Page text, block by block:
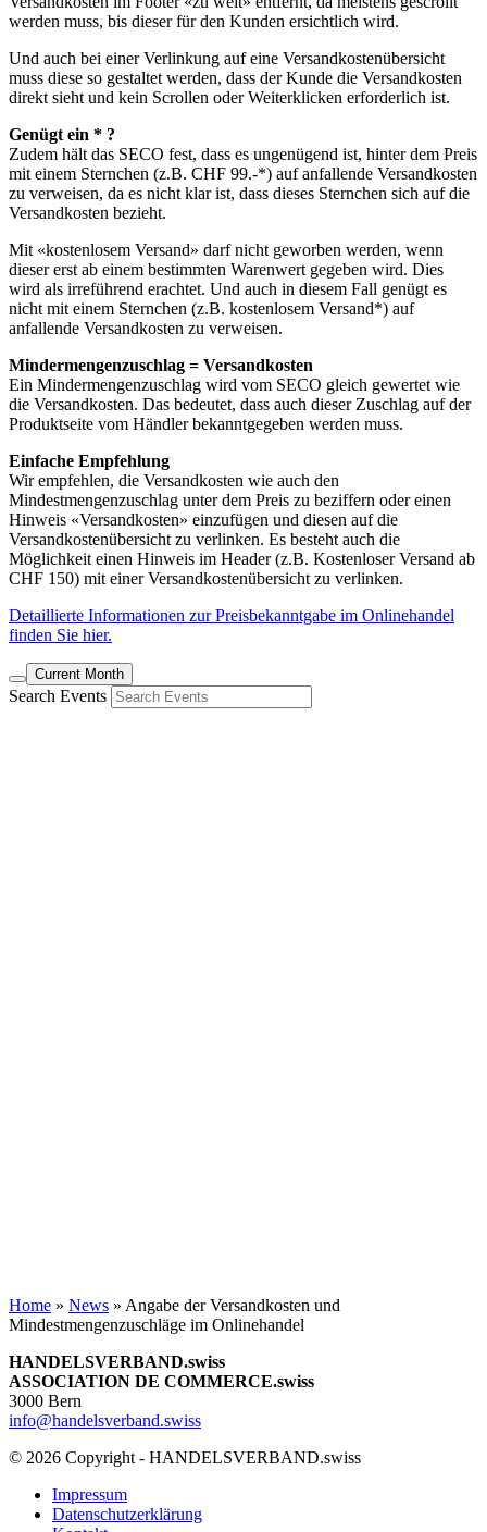
werden muss, bis dieser für den Kunden ersichtlich wird.
Und auch bei einer Verlinkung auf eine Versandkostenübersicht
muss diese so gestaltet werden, dass der Kunde die Versandkosten
direkt sieht und kein Scrollen oder Weiterklicken erforderlich ist.
Genügt ein * ?
Zudem hält das SECO fest, dass es ungenügend ist, hinter dem Preis
mit einem Sternchen (z.B. CHF 99.-*) auf anfallende Versandkosten
zu verweisen, da es nicht klar ist, dass dieses Sternchen sich auf die
Versandkosten bezieht.
Mit «kostenlosem Versand» darf nicht geworben werden, wenn
dieser erst ab einem bestimmten Warenwert gegeben wird. Dies
wird als irreführend erachtet. Und auch in diesem Fall genügt es
nicht mit einem Sternchen (z.B. kostenlosem Versand*) auf
anfallende Versandkosten zu verweisen.
Mindermengenzuschlag = Versandkosten
Ein Mindermengenzuschlag wird vom SECO gleich gewertet wie
die Versandkosten. Das bedeutet, dass auch dieser Zuschlag auf der
Produktseite vom Händler bekanntgegeben werden muss.
Einfache Empfehlung
Wir empfehlen, die Versandkosten wie auch den
Mindestmengenzuschlag unter dem Preis zu beziffern oder einen
Hinweis «Versandkosten» einzufügen und diesen auf die
Versandkostenübersicht zu verlinken. Es besteht auch die
Möglichkeit einen Hinweis im Header (z.B. Kostenloser Versand ab
CHF 150) mit einer Versandkostenübersicht zu verlinken.
Detaillierte Informationen zur Preisbekanntgabe im Onlinehandel
finden Sie hier.
Current Month
Search Events
Home » News » Angabe der Versandkosten und
Mindestmengenzuschläge im Onlinehandel
HANDELSVERBAND.swiss
ASSOCIATION DE COMMERCE.swiss
3000 Bern
info@handelsverband.swiss
© 2026 Copyright - HANDELSVERBAND.swiss
Impressum
Datenschutzerklärung